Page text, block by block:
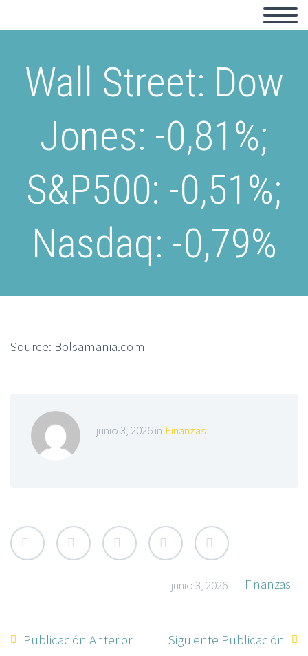
Wall Street: Dow
Jones: -0,81%;
S&P500: -0,51%;
Nasdaq: -0,79%
Source: Bolsamania.com
junio 3, 2026 in Finanzas
junio 3, 2026 | Finanzas
Publicación Anterior Siguiente Publicación